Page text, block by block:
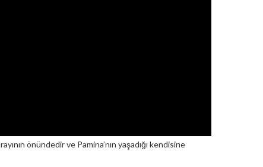
önündedir ve Pamina’nın yaşadığı kendisine